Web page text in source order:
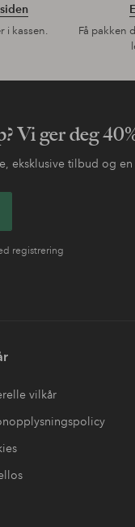
i kassen.
Få pakken
Vi ger deg
eksklusive tilbud og
registrering
vilkår